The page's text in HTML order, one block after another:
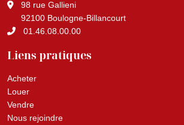
98 rue Gallieni
92100 Boulogne-Billancourt
01.46.08.00.00
Liens pratiques
Acheter
Louer
Vendre
Nous rejoindre